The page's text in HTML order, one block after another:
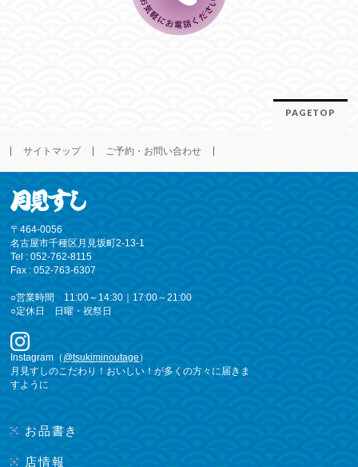
PAGETOP
サイトマップ ご予約・お問い合わせ
〒464-0056
名古屋市千種区月見坂町2-13-1
Tel : 052-762-8115
Fax : 052-763-6307
○営業時間 11:00～14:30｜17:00～21:00
○定休日 日曜・祝祭日
Instagram（ @tsukiminoutage ）
月見すしのこだわり！おいしい！が多くの方々に届きま
すように
お品書き
店情報